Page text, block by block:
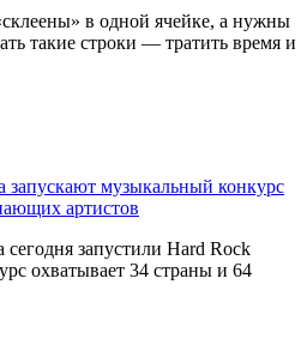
в одной ячейке, а нужны
такие строки — тратить время и
запускают музыкальный конкурс
артистов
запустили Hard Rock
охватывает 34 страны и 64